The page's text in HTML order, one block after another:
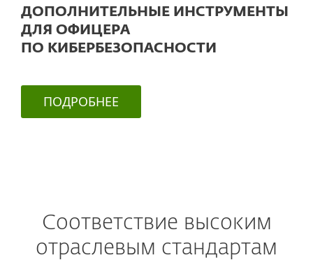
ДОПОЛНИТЕЛЬНЫЕ ИНСТРУМЕНТЫ
ДЛЯ ОФИЦЕРА
ПО КИБЕРБЕЗОПАСНОСТИ
ПОДРОБНЕЕ
Соответствие высоким
отраслевым стандартам